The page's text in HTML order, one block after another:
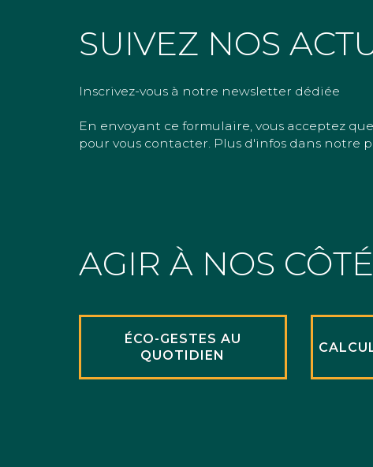
SUIVEZ NOS
Inscrivez-vous à notre newsletter dédiée
En envoyant ce formulaire, vous acceptez
pour vous contacter. Plus d'infos dans notre
AGIR À NOS
ÉCO-GESTES AU
QUOTIDIEN